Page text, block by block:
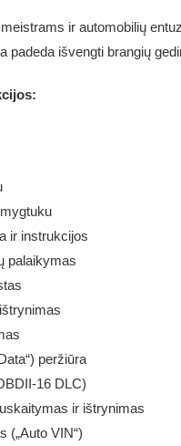
ir automobilių
padeda išvengti brangių
ir instrukcijos
palaikymas
peržiūra
16 DLC)
ir ištrynimas
(„Auto VIN“)